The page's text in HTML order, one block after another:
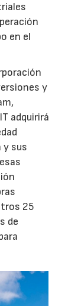
en el
y
adquirirá
y sus
25
de